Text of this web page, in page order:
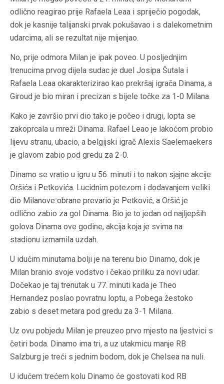
odlično reagirao prije Rafaela Leaa i spriječio pogodak,
dok je kasnije talijanski prvak pokušavao i s dalekometnim
udarcima, ali se rezultat nije mijenjao.
No, prije odmora Milan je ipak poveo. U posljednjim
trenucima prvog dijela sudac je duel Josipa Šutala i
Rafaela Leaa okarakterizirao kao prekršaj igrača Dinama, a
Giroud je bio miran i precizan s bijele točke za 1-0 Milana.
Kako je završio prvi dio tako je počeo i drugi, lopta se
zakoprcala u mreži Dinama. Rafael Leao je lakoćom probio
lijevu stranu, ubacio, a belgijski igrač Alexis Saelemaekers
je glavom zabio pod gredu za 2-0.
Dinamo se vratio u igru u 56. minuti i to nakon sjajne akcije
Oršića i Petkovića. Lucidnim potezom i dodavanjem veliki
dio Milanove obrane prevario je Petković, a Oršić je
odlično zabio za gol Dinama. Bio je to jedan od najljepših
golova Dinama ove godine, akcija koja je svima na
stadionu izmamila uzdah.
U idućim minutama bolji je na terenu bio Dinamo, dok je
Milan branio svoje vodstvo i čekao priliku za novi udar.
Dočekao je taj trenutak u 77. minuti kada je Theo
Hernandez poslao povratnu loptu, a Pobega žestoko
zabio s deset metara pod gredu za 3-1 Milana.
Uz ovu pobjedu Milan je preuzeo prvo mjesto na ljestvici s
četiri boda. Dinamo ima tri, a uz utakmicu manje RB
Salzburg je treći s jednim bodom, dok je Chelsea na nuli.
U idućem trećem kolu Dinamo će gostovati kod RB